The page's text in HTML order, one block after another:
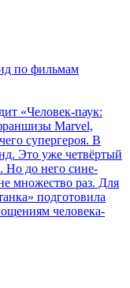
по фильмам
«Человек-паук:
Marvel,
супергероя. В
Это уже четвёртый
Но до него сине-
множество раз. Для
подготовила
человека-